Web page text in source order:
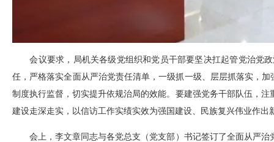
会议要求，局机关各级党组织和党员干部要坚决扛起管党治党
任，严格落实全面从严治党责任清单，一级抓一级、层层抓落实，
制度执行监督，切实提升依规治局的效能。要建强党务干部队伍，
建设走深走实，以信访工作实绩实效为强国建设、民族复兴伟业作出
会上，李文章同志与各党总支（党支部）书记签订了全面从严